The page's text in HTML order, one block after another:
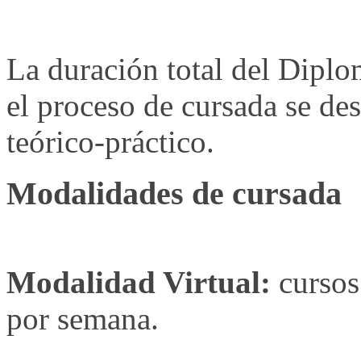
La duración total del
el proceso de cursada se
teórico-práctico.
Modalidades de cursada
Modalidad Virtual:
por semana.